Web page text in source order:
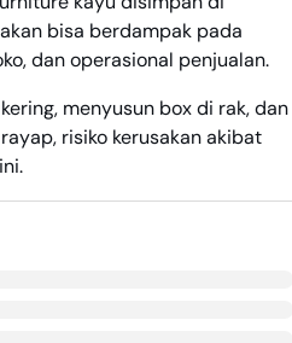
bisa berdampak pada
dan operasional penjualan.
menyusun box di rak, dan
risiko kerusakan akibat